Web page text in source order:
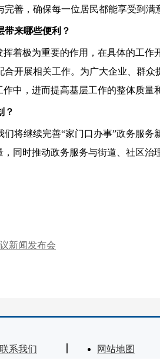
善，确保每一位居民都能享受到满
来哪些便利？
极为重要的作用，在具体的工作
开展相关工作。为广大企业、群
中，进而提高基层工作的整体质量
？
继续完善“家门口办事”政务服务
同时推动政务服务与街道、社区
新闻发布会
联系我们 网站地图